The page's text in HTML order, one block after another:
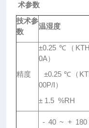
术参数
技术参
数
温湿度
精度
±0.25 ℃（
0A）
±0.25 ℃（
00P/I）
± 1.5 %RH
- 40 ~ +